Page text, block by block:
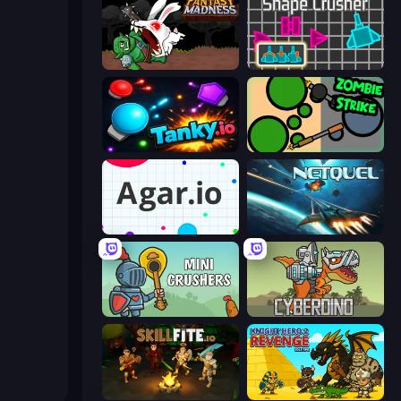
Fantasy Madness Shape Crusher
Tanky.io ZombieStrike
Agar.io Netquel
Mini Crushers
Skillfite.io Knight Hero 2 Revenge Idle RPG